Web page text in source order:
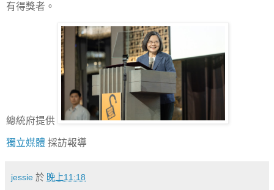
有得獎者。
總統府提供
獨立媒體 採訪報導
jessie 於 晚上11:18